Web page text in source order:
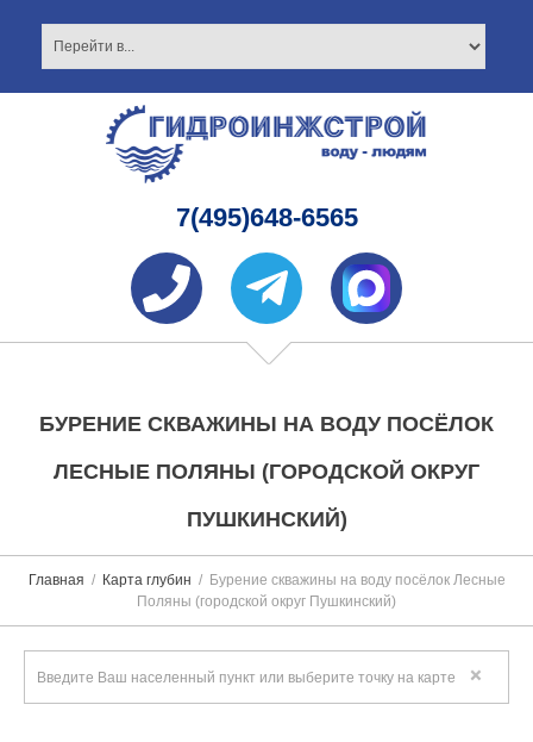
7(495)648-6565
БУРЕНИЕ СКВАЖИНЫ НА ВОДУ ПОСЁЛОК
ЛЕСНЫЕ ПОЛЯНЫ (ГОРОДСКОЙ ОКРУГ
ПУШКИНСКИЙ)
Главная Карта глубин
Бурение скважины на воду посёлок Лесные
Поляны (городской округ Пушкинский)